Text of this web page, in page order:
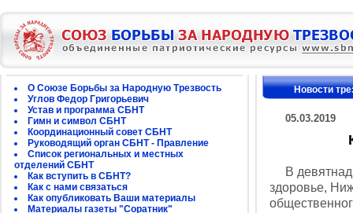
О Союзе Борьбы за Народную Трезвость
Углов Федор Григорьевич
Устав и программа СБНТ
Гимн и символ СБНТ
Координационный совет СБНТ
Руководящий орган СБНТ - Правление
Список региональных и местных
отделений СБНТ
Как вступить в СБНТ?
Как с нами связаться
Как опубликовать Ваши материалы
Материалы газеты "Соратник"
Новости
05.03.2019
В
здоровье,